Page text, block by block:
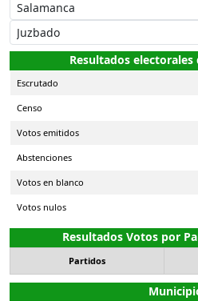
Resultados electorales
Escrutado
Censo
Votos emitidos
Abstenciones
Votos en blanco
Votos nulos
Resultados Votos por
Partidos